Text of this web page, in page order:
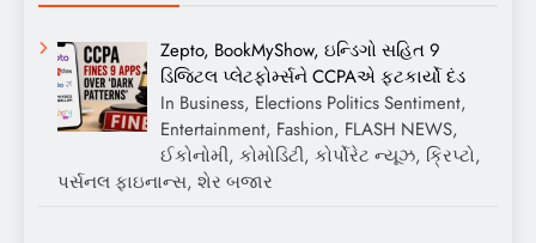
Zepto, BookMyShow, ઇન્ડિગો સહિત 9
ડિજિટલ પ્લેટફોર્મ્સને CCPAએ ફટકાર્યો દંડ
In Business, Elections Politics Sentiment,
Entertainment, Fashion, FLASH NEWS,
ઈકોનોમી, કોમોડિટી, કોર્પોરેટ ન્યૂઝ, ક્રિપ્ટો,
પર્સનલ ફાઇનાન્સ, શેર બજાર